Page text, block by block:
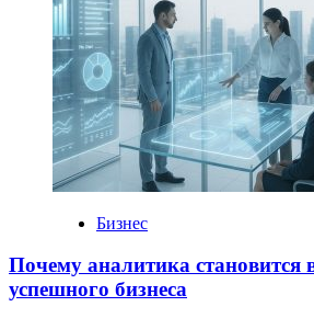
Бизнес
Почему аналитика становится
успешного бизнеса